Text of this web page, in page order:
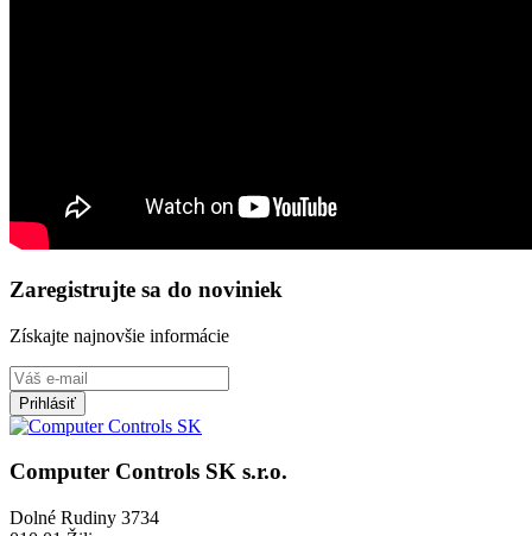
Zaregistrujte sa do noviniek
Získajte najnovšie informácie
Prihlásiť
Computer Controls SK s.r.o.
Dolné Rudiny 3734